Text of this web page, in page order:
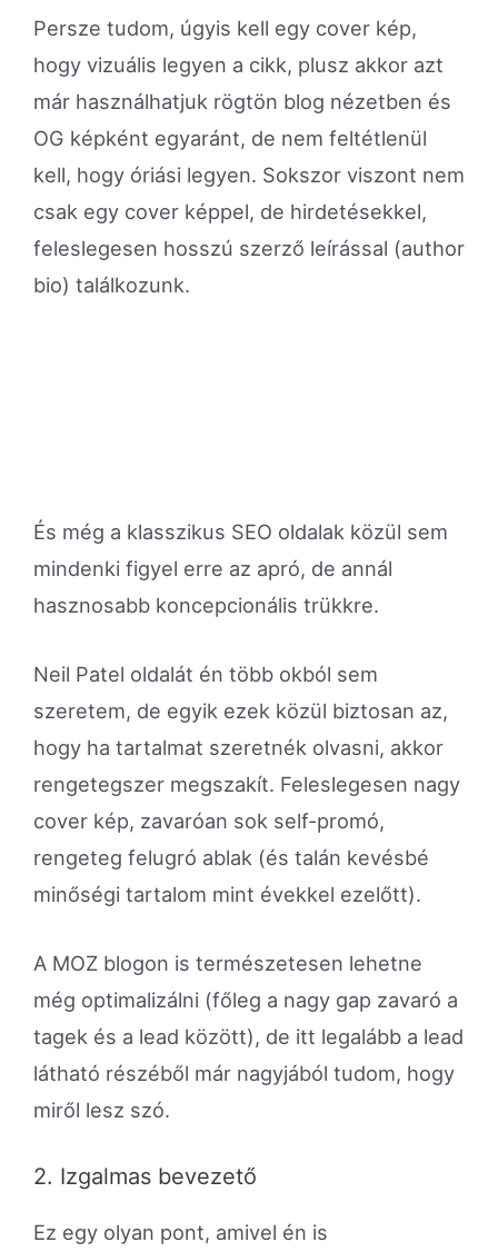
Persze tudom, úgyis kell egy cover kép,
hogy vizuális legyen a cikk, plusz akkor azt
már használhatjuk rögtön blog nézetben és
OG képként egyaránt, de nem feltétlenül
kell, hogy óriási legyen. Sokszor viszont nem
csak egy cover képpel, de hirdetésekkel,
feleslegesen hosszú szerző leírással (author
bio) találkozunk.
És még a klasszikus SEO oldalak közül sem
mindenki figyel erre az apró, de annál
hasznosabb koncepcionális trükkre.
Neil Patel oldalát én több okból sem
szeretem, de egyik ezek közül biztosan az,
hogy ha tartalmat szeretnék olvasni, akkor
rengetegszer megszakít. Feleslegesen nagy
cover kép, zavaróan sok self-promó,
rengeteg felugró ablak (és talán kevésbé
minőségi tartalom mint évekkel ezelőtt).
A MOZ blogon is természetesen lehetne
még optimalizálni (főleg a nagy gap zavaró a
tagek és a lead között), de itt legalább a lead
látható részéből már nagyjából tudom, hogy
miről lesz szó.
2. Izgalmas bevezető
Ez egy olyan pont, amivel én is